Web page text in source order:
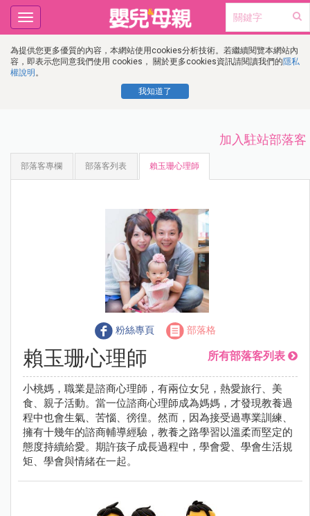
為提供您更多優質的內容，本網站使用cookies分析技術。若繼續閱覽本網站內
容，即表示您同意我們使用 cookies， 關於更多cookies資訊請閱讀我們的隱私
權說明 。
我知道了
Toggle
navigation
加入駐站部落客
部落客專欄 部落客列表 賴玉珊心理師
粉絲專頁 部落格
賴玉珊心理師 所有部落客列表
小桃媽，職業是諮商心理師，有兩位女兒，熱愛旅行、美
食、親子活動。當一位諮商心理師成為媽媽，才發現教養過
程中也會生氣、苦惱、徬徨。然而，因為接受過專業訓練、
擁有十幾年的諮商輔導經驗，教養之路學習以溫柔而堅定的
態度持續給愛。期許孩子成長過程中，學會愛、學會生活規
矩、學會與情緒在一起。